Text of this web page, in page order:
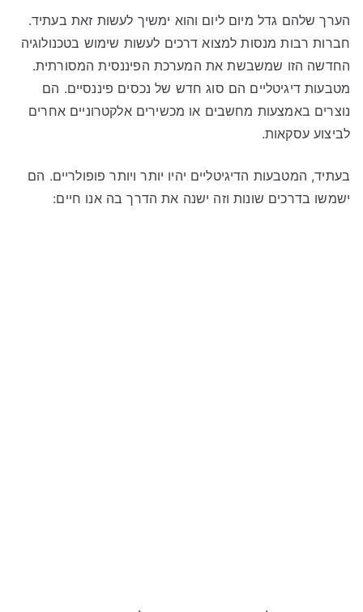
הערך שלהם גדל מיום ליום והוא ימשיך לעשות זאת בעתיד.
חברות רבות מנסות למצוא דרכים לעשות שימוש בטכנולוגיה
החדשה הזו שמשבשת את המערכת הפיננסית המסורתית.
מטבעות דיגיטליים הם סוג חדש של נכסים פיננסיים. הם
נוצרים באמצעות מחשבים או מכשירים אלקטרוניים אחרים
לביצוע עסקאות.
בעתיד, המטבעות הדיגיטליים יהיו יותר ויותר פופולריים. הם
ישמשו בדרכים שונות וזה ישנה את הדרך בה אנו חיים: